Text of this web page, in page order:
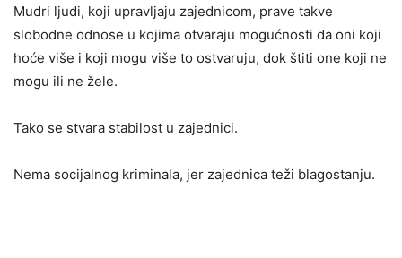
Mudri ljudi, koji upravljaju zajednicom, prave takve
slobodne odnose u kojima otvaraju mogućnosti da oni koji
hoće više i koji mogu više to ostvaruju, dok štiti one koji ne
mogu ili ne žele.
Tako se stvara stabilost u zajednici.
Nema socijalnog kriminala, jer zajednica teži blagostanju.